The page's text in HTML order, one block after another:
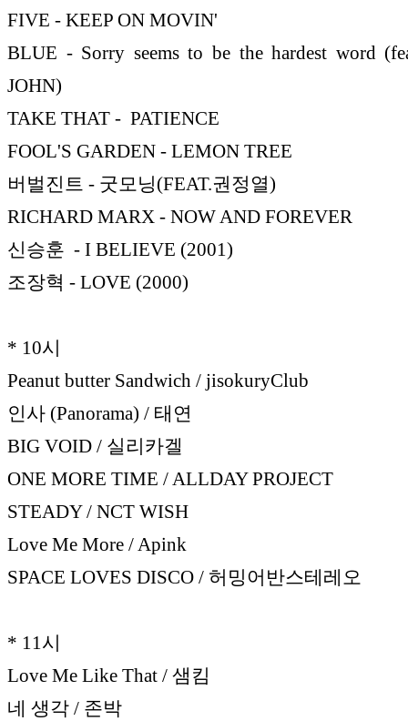
FIVE - KEEP ON MOVIN'
BLUE - Sorry seems to be the hardest word
JOHN)
TAKE THAT - PATIENCE
FOOL'S GARDEN - LEMON TREE
버벌진트 - 굿모닝(FEAT.권정열)
RICHARD MARX - NOW AND FOREVER
신승훈 - I BELIEVE (2001)
조장혁 - LOVE (2000)
* 10시
Peanut butter Sandwich / jisokuryClub
인사 (Panorama) / 태연
BIG VOID / 실리카겔
ONE MORE TIME / ALLDAY PROJECT
STEADY / NCT WISH
Love Me More / Apink
SPACE LOVES DISCO / 허밍어반스테레오
* 11시
Love Me Like That / 샘킴
네 생각 / 존박